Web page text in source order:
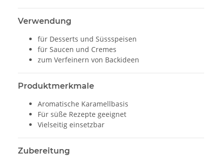
Verwendung
für Desserts und Süssspeisen
für Saucen und Cremes
zum Verfeinern von Backideen
Produktmerkmale
Aromatische Karamellbasis
Für süße Rezepte geeignet
Vielseitig einsetzbar
Zubereitung